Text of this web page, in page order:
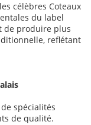
célèbres Coteaux
du label
de produire plus
reflétant
spécialités
de qualité.